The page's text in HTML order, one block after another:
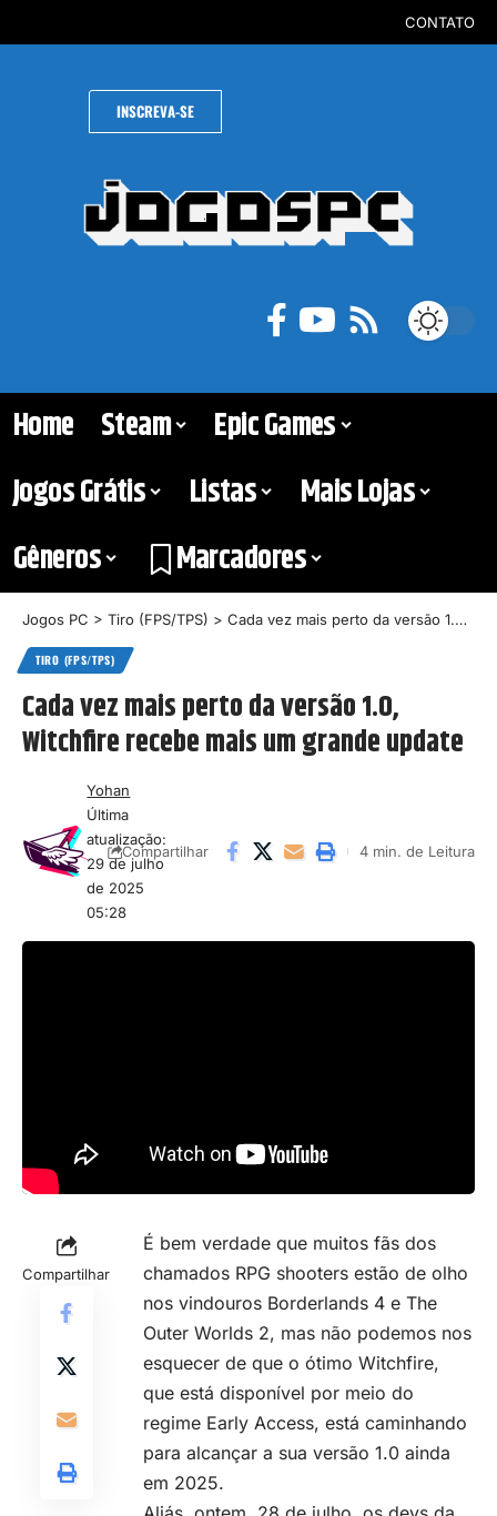
CONTATO
INSCREVA-SE
Home Steam
Epic Games
Jogos Grátis
Listas
Mais Lojas
Gêneros
Marcadores
Jogos PC > Tiro (FPS/TPS) > Cada vez mais perto da versão 1.0, Witchfire recebe mais um grande update
TIRO (FPS/TPS)
Cada vez mais perto da versão 1.0,
Witchfire recebe mais um grande update
Última
atualização:
29 de julho
de 2025
05:28
Yohan
Compartilhar 4 min. de Leitura
Compartilhar
É bem verdade que muitos fãs dos
chamados RPG shooters estão de olho
nos vindouros Borderlands 4 e The
Outer Worlds 2, mas não podemos nos
esquecer de que o ótimo Witchfire,
que está disponível por meio do
regime Early Access, está caminhando
para alcançar a sua versão 1.0 ainda
em 2025.